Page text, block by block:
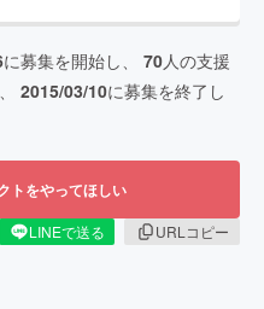
に募集を開始し、 70人の支援
2015/03/10に募集を終了し
トをやってほしい
LINEで送る
URLコピー